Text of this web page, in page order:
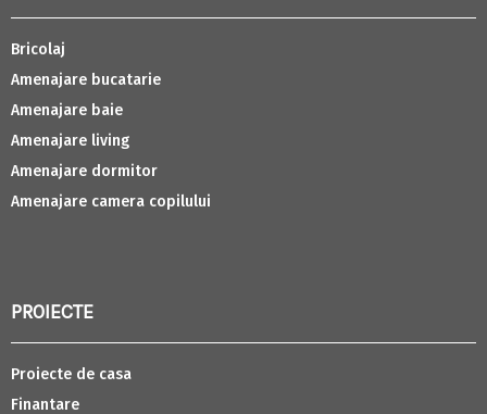
Bricolaj
Amenajare bucatarie
Amenajare baie
Amenajare living
Amenajare dormitor
Amenajare camera copilului
PROIECTE
Proiecte de casa
Finantare